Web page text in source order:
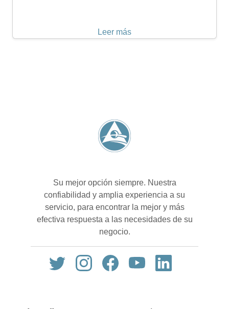
Leer más
Su mejor opción siempre. Nuestra
confiabilidad y amplia experiencia a su
servicio, para encontrar la mejor y más
efectiva respuesta a las necesidades de su
negocio.